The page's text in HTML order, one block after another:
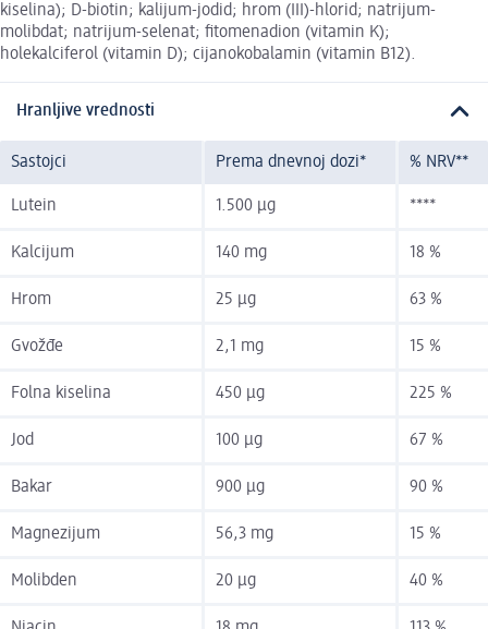
kiselina); D-biotin; kalijum-jodid; hrom (III)-hlorid; natrijum-
molibdat; natrijum-selenat; fitomenadion (vitamin K);
holekalciferol (vitamin D); cijanokobalamin (vitamin B12).
Hranljive vrednosti
Sastojci Prema dnevnoj dozi* % NRV**
Lutein 1.500 µg ****
Kalcijum 140 mg 18 %
Hrom 25 µg 63 %
Gvožđe 2,1 mg 15 %
Folna kiselina 450 µg 225 %
Jod 100 µg 67 %
Bakar 900 µg 90 %
Magnezijum 56,3 mg 15 %
Molibden 20 µg 40 %